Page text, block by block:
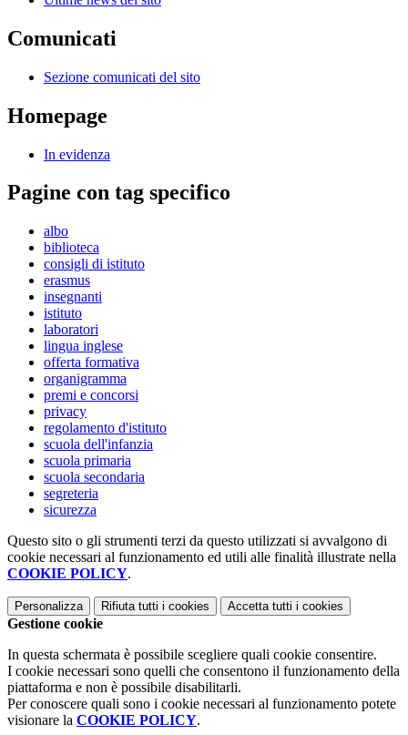
Comunicati
Sezione comunicati del sito
Homepage
In evidenza
Pagine con tag specifico
albo
biblioteca
consigli di istituto
erasmus
insegnanti
istituto
laboratori
lingua inglese
offerta formativa
organigramma
premi e concorsi
privacy
regolamento d'istituto
scuola dell'infanzia
scuola primaria
scuola secondaria
segreteria
sicurezza
Questo sito o gli strumenti terzi da questo utilizzati si avvalgono di
cookie necessari al funzionamento ed utili alle finalità illustrate nella
COOKIE POLICY.
Personalizza Rifiuta tutti i cookies Accetta tutti i cookies
Gestione cookie
In questa schermata è possibile scegliere quali cookie consentire.
I cookie necessari sono quelli che consentono il funzionamento della
piattaforma e non è possibile disabilitarli.
Per conoscere quali sono i cookie necessari al funzionamento potete
visionare la COOKIE POLICY.